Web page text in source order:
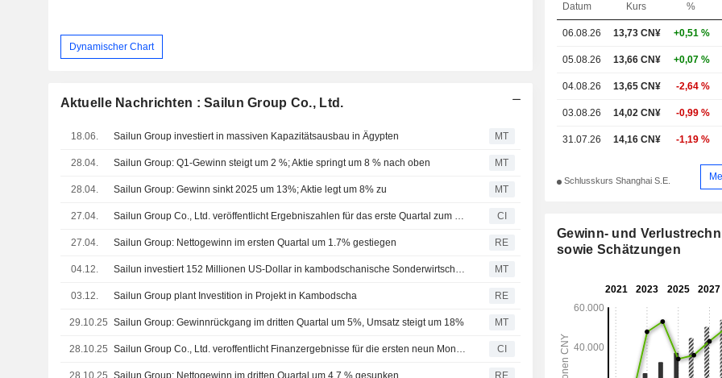
Dynamischer Chart
Aktuelle Nachrichten : Sailun Group Co., Ltd.
18.06. Sailun Group investiert in massiven Kapazitätsausbau in Ägypten MT
28.04. Sailun Group: Q1-Gewinn steigt um 2 %; Aktie springt um 8 % nach oben MT
28.04. Sailun Group: Gewinn sinkt 2025 um 13%; Aktie legt um 8% zu MT
27.04. Sailun Group Co., Ltd. veröffentlicht Ergebniszahlen für das erste Quartal zum 31. März 2026 CI
27.04. Sailun Group: Nettogewinn im ersten Quartal um 1.7% gestiegen RE
04.12. Sailun investiert 152 Millionen US-Dollar in kambodschanische Sonderwirtschaftszone MT
03.12. Sailun Group plant Investition in Projekt in Kambodscha RE
29.10.25 Sailun Group: Gewinnrückgang im dritten Quartal um 5%, Umsatz steigt um 18% MT
28.10.25 Sailun Group Co., Ltd. veroffentlicht Finanzergebnisse für die ersten neun Monate bis zum 30. September 2025 CI
Datum Kurs %
06.08.26 13,73 CN¥ +0,51 %
05.08.26 13,66 CN¥ +0,07 %
04.08.26 13,65 CN¥ -2,64 %
03.08.26 14,02 CN¥ -0,99 %
31.07.26 14,16 CN¥ -1,19 %
Schlusskurs Shanghai S.E.
Gewinn- und
sowie Schätzungen